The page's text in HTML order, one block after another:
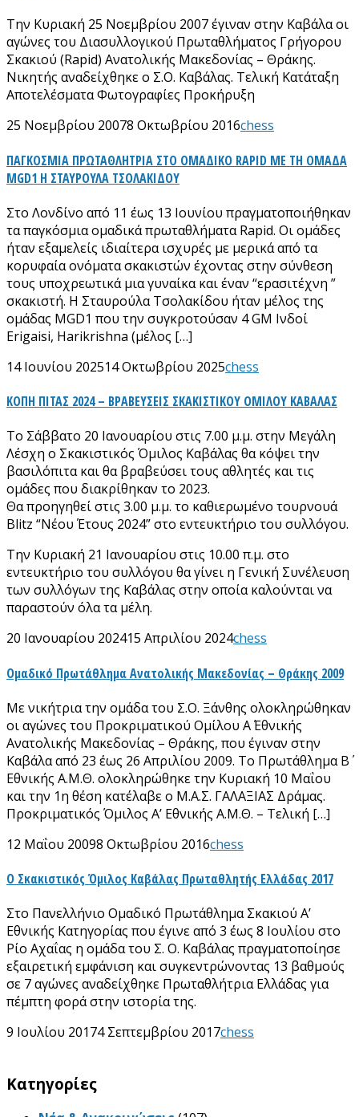
Την Κυριακή 25 Νοεμβρίου 2007 έγιναν στην Καβάλα οι
αγώνες του Διασυλλογικού Πρωταθλήματος Γρήγορου
Σκακιού (Rapid) Ανατολικής Μακεδονίας – Θράκης.
Νικητής αναδείχθηκε ο Σ.Ο. Καβάλας. Τελική Κατάταξη
Αποτελέσματα Φωτογραφίες Προκήρυξη
25 Νοεμβρίου 20078 Οκτωβρίου 2016chess
ΠΑΓΚΟΣΜΙΑ ΠΡΩΤΑΘΛΗΤΡΙΑ ΣΤΟ ΟΜΑΔΙΚΟ RAPID ΜΕ ΤΗ ΟΜΑΔΑ
MGD1 Η ΣΤΑΥΡΟΥΛΑ ΤΣΟΛΑΚΙΔΟΥ
Στο Λονδίνο από 11 έως 13 Ιουνίου πραγματοποιήθηκαν
τα παγκόσμια ομαδικά πρωταθλήματα Rapid. Οι ομάδες
ήταν εξαμελείς ιδιαίτερα ισχυρές με μερικά από τα
κορυφαία ονόματα σκακιστών έχοντας στην σύνθεση
τους υποχρεωτικά μια γυναίκα και έναν “ερασιτέχνη ”
σκακιστή. Η Σταυρούλα Τσολακίδου ήταν μέλος της
ομάδας MGD1 που την συγκροτούσαν 4 GM Ινδοί
Erigaisi, Harikrishna (μέλος […]
14 Ιουνίου 202514 Οκτωβρίου 2025chess
ΚΟΠΗ ΠΙΤΑΣ 2024 – ΒΡΑΒΕΥΣΕΙΣ ΣΚΑΚΙΣΤΙΚΟΥ ΟΜΙΛΟΥ ΚΑΒΑΛΑΣ
Το Σάββατο 20 Ιανουαρίου στις 7.00 μ.μ. στην Μεγάλη
Λέσχη ο Σκακιστικός Όμιλος Καβάλας θα κόψει την
βασιλόπιτα και θα βραβεύσει τους αθλητές και τις
ομάδες που διακρίθηκαν το 2023.
Θα προηγηθεί στις 3.00 μ.μ. το καθιερωμένο τουρνουά
Blitz “Νέου Έτους 2024” στο εντευκτήριο του συλλόγου.
Την Κυριακή 21 Ιανουαρίου στις 10.00 π.μ. στο
εντευκτήριο του συλλόγου θα γίνει η Γενική Συνέλευση
των συλλόγων της Καβάλας στην οποία καλούνται να
παραστούν όλα τα μέλη.
20 Ιανουαρίου 202415 Απριλίου 2024chess
Ομαδικό Πρωτάθλημα Ανατολικής Μακεδονίας – Θράκης 2009
Με νικήτρια την ομάδα του Σ.Ο. Ξάνθης ολοκληρώθηκαν
οι αγώνες του Προκριματικού Ομίλου Α΄ Εθνικής
Ανατολικής Μακεδονίας – Θράκης, που έγιναν στην
Καβάλα από 23 έως 26 Απριλίου 2009. Το Πρωτάθλημα Β΄
Εθνικής Α.Μ.Θ. ολοκληρώθηκε την Κυριακή 10 Μαΐου
και την 1η θέση κατέλαβε ο Μ.Α.Σ. ΓΑΛΑΞΙΑΣ Δράμας.
Προκριματικός Όμιλος Α’ Εθνικής Α.Μ.Θ. – Τελική […]
12 Μαΐου 20098 Οκτωβρίου 2016chess
Ο Σκακιστικός Όμιλος Καβάλας Πρωταθλητής Ελλάδας 2017
Στο Πανελλήνιο Ομαδικό Πρωτάθλημα Σκακιού Α’
Εθνικής Κατηγορίας που έγινε από 3 έως 8 Ιουλίου στο
Ρίο Αχαΐας η ομάδα του Σ. Ο. Καβάλας πραγματοποίησε
εξαιρετική εμφάνιση και συγκεντρώνοντας 13 βαθμούς
σε 7 αγώνες αναδείχθηκε Πρωταθλήτρια Ελλάδας για
πέμπτη φορά στην ιστορία της.
9 Ιουλίου 20174 Σεπτεμβρίου 2017chess
Kατηγορίες